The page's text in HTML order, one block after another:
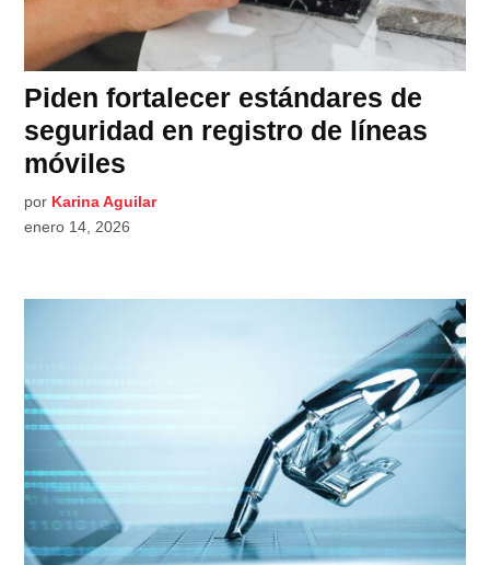
Piden fortalecer estándares de
seguridad en registro de líneas
móviles
por Karina Aguilar
enero 14, 2026